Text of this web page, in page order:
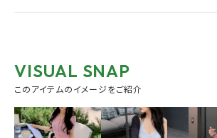
VISUAL SNAP
このアイテムのイメージをご紹介